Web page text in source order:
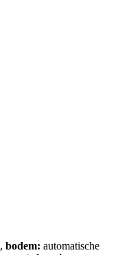
bodem: automatische